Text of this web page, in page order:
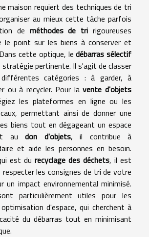
maison requiert des techniques de tri
au mieux cette tâche parfois
de méthodes de tri rigoureuses
le point sur les biens à conserver et
cette optique, ledébarras sélectif
stratégie pertinente. Il s'agit de classer
catégories : à garder, à
ou à recycler. Pour lavente d'objets
les plateformes en ligne ou les
permettant ainsi de donner une
biens tout en dégageant un espace
audon d'objets, il contribue à
et aide les personnes en besoin.
est du recyclage des déchets, il est
les consignes de tri de votre
un impact environnemental minimisé.
particulièrement utiles pour les
d'espace, qui cherchent à
du débarras tout en minimisant